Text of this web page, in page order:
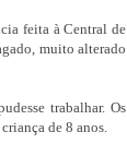
feita à Central de
muito alterado
trabalhar. Os
de 8 anos.